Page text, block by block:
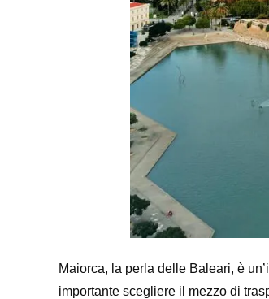
Maiorca, la perla delle Baleari, è
importante scegliere il mezzo di